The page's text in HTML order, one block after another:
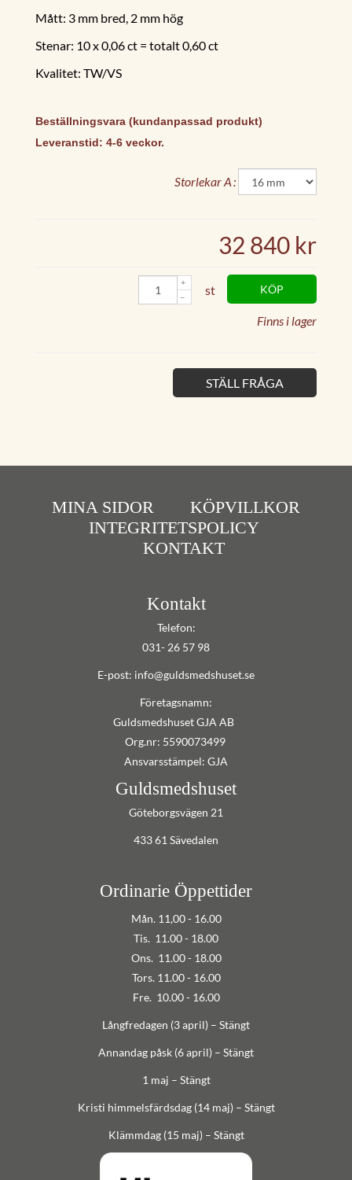
Mått: 3 mm bred, 2 mm hög
Stenar: 10 x 0,06 ct = totalt 0,60 ct
Kvalitet: TW/VS
Beställningsvara (kundanpassad produkt)
Leveranstid: 4-6 veckor.
Storlekar A
32 840 kr
KÖP
st
Finns i lager
STÄLL FRÅGA
MINA SIDOR
KÖPVILLKOR
INTEGRITETSPOLICY
KONTAKT
Kontakt
Telefon:
031- 26 57 98
E-post: info@guldsmedshuset.se
Företagsnamn:
Guldsmedshuset GJA AB
Org.nr: 5590073499
Ansvarsstämpel: GJA
Guldsmedshuset
Göteborgsvägen 21
433 61 Sävedalen
Ordinarie Öppettider
Mån. 11,00 - 16.00
Tis. 11.00 - 18.00
Ons. 11.00 - 18.00
Tors. 11.00 - 16.00
Fre. 10.00 - 16.00
Långfredagen (3 april) – Stängt
Annandag påsk (6 april) – Stängt
1 maj – Stängt
Kristi himmelsfärdsdag (14 maj) – Stängt
Klämmdag (15 maj) – Stängt